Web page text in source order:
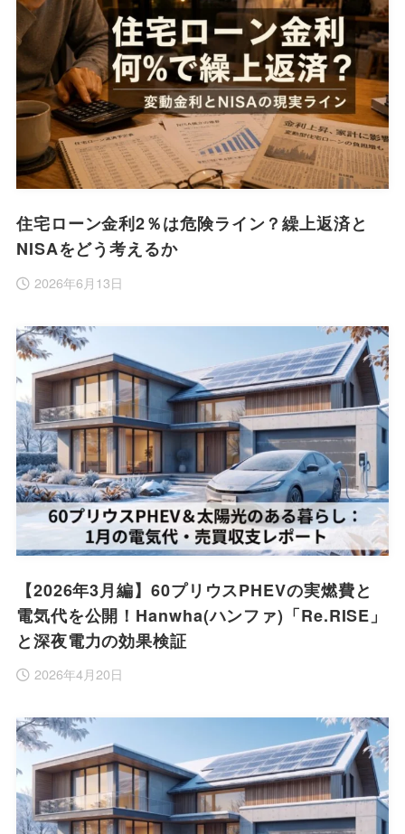
住宅ローン金利2％は危険ライン？繰上返済と
NISAをどう考えるか
2026年6月13日
【2026年3月編】60プリウスPHEVの実燃費と
電気代を公開！Hanwha(ハンファ)「Re.RISE」
と深夜電力の効果検証
2026年4月20日